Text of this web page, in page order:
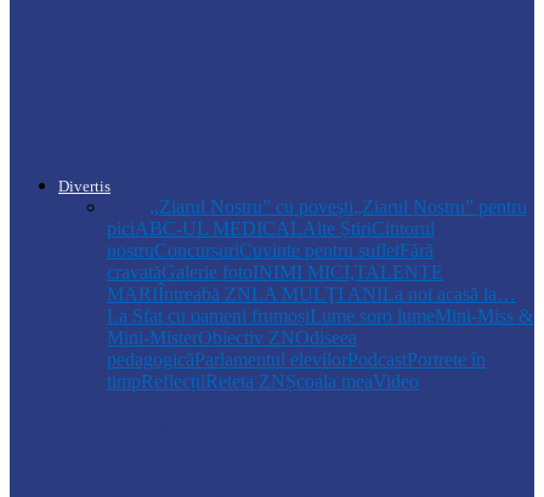
Divertis
,,Ziarul Nostru” cu povești„Ziarul Nostru” pentru
piciABC-UL MEDICALAlte ȘtiriCititorul
nostruConcursuriCuvinte pentru sufletFără
cravatăGalerie fotoINIMI MICI,TALENTE
MARIÎntreabă ZNLA MULŢI ANILa noi acasă la…
La Sfat cu oameni frumoșiLume soro lumeMini-Miss &
Mini-MisterObiectiv ZNOdiseea
pedagogicăParlamentul elevilorPodcastPortrete în
timpReflecțiiReteta ZNȘcoala meaVideo